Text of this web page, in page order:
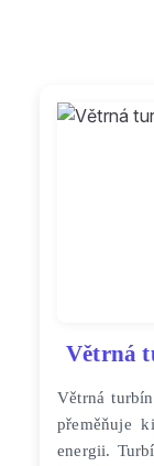
Větrná
Větrná
přeměňuje
energii.